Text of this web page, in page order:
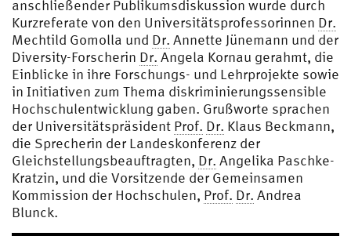
anschließender Publikumsdiskussion wurde durch
Kurzreferate von den Universitätsprofessorinnen Dr.
Mechtild Gomolla und Dr. Annette Jünemann und der
Diversity-Forscherin Dr. Angela Kornau gerahmt, die
Einblicke in ihre Forschungs- und Lehrprojekte sowie
in Initiativen zum Thema diskriminierungssensible
Hochschulentwicklung gaben. Grußworte sprachen
der Universitätspräsident Prof. Dr. Klaus Beckmann,
die Sprecherin der Landeskonferenz der
Gleichstellungsbeauftragten, Dr. Angelika Paschke-
Kratzin, und die Vorsitzende der Gemeinsamen
Kommission der Hochschulen, Prof. Dr. Andrea
Blunck.